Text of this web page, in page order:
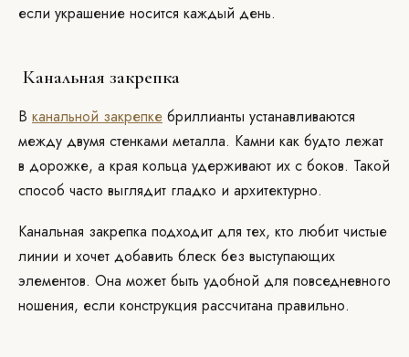
если украшение носится каждый день.
Канальная закрепка
В канальной закрепке бриллианты устанавливаются
между двумя стенками металла. Камни как будто лежат
в дорожке, а края кольца удерживают их с боков. Такой
способ часто выглядит гладко и архитектурно.
Канальная закрепка подходит для тех, кто любит чистые
линии и хочет добавить блеск без выступающих
элементов. Она может быть удобной для повседневного
ношения, если конструкция рассчитана правильно.